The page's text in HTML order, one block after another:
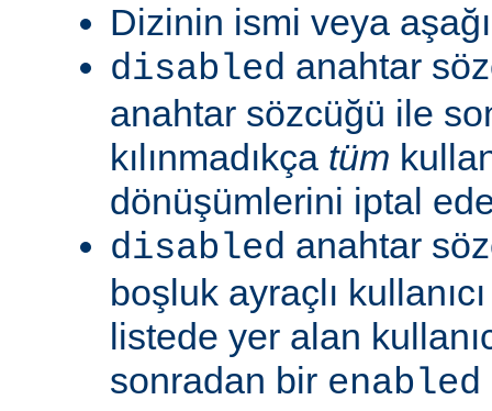
Dizinin ismi veya
disabled anahtar
anahtar sözcüğü ile
kılınmadıkça tüm
dönüşümlerini iptal
disabled anahtar
boşluk ayraçlı
listede yer alan
sonradan bir enabled